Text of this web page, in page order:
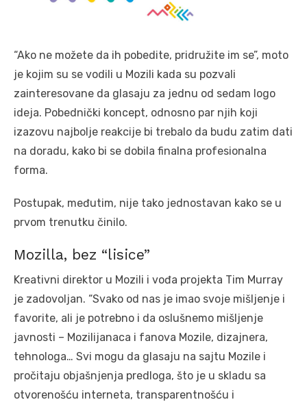
“Ako ne možete da ih pobedite, pridružite im se”, moto
je kojim su se vodili u Mozili kada su pozvali
zainteresovane da glasaju za jednu od sedam logo
ideja. Pobednički koncept, odnosno par njih koji
izazovu najbolje reakcije bi trebalo da budu zatim dati
na doradu, kako bi se dobila finalna profesionalna
forma.
Postupak, međutim, nije tako jednostavan kako se u
prvom trenutku činilo.
Mozilla, bez “lisice”
Kreativni direktor u Mozili i vođa projekta Tim Murray
je zadovoljan. “Svako od nas je imao svoje mišljenje i
favorite, ali je potrebno i da oslušnemo mišljenje
javnosti – Mozilijanaca i fanova Mozile, dizajnera,
tehnologa… Svi mogu da glasaju na sajtu Mozile i
pročitaju objašnjenja predloga, što je u skladu sa
otvorenošću interneta, transparentnošću i